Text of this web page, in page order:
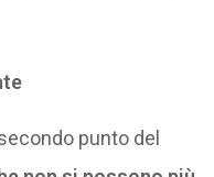
punto del